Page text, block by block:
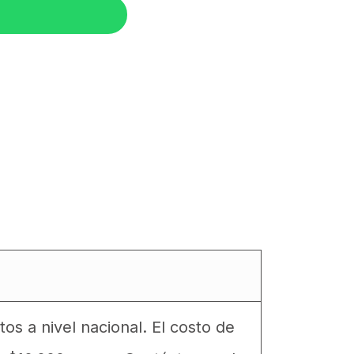
a nivel nacional. El costo de